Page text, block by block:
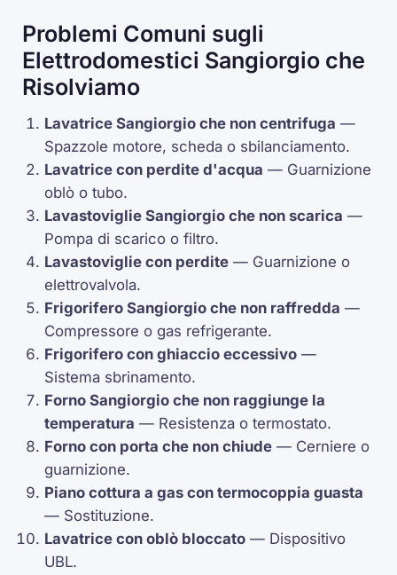
Problemi Comuni sugli
Elettrodomestici Sangiorgio che
Risolviamo
Lavatrice Sangiorgio che non centrifuga —
Spazzole motore, scheda o sbilanciamento.
Lavatrice con perdite d'acqua — Guarnizione
oblò o tubo.
Lavastoviglie Sangiorgio che non scarica —
Pompa di scarico o filtro.
Lavastoviglie con perdite — Guarnizione o
elettrovalvola.
Frigorifero Sangiorgio che non raffredda —
Compressore o gas refrigerante.
Frigorifero con ghiaccio eccessivo —
Sistema sbrinamento.
Forno Sangiorgio che non raggiunge la
temperatura — Resistenza otermostato.
Forno con porta che non chiude — Cerniere o
guarnizione.
Piano cottura a gas contermocoppia guasta
— Sostituzione.
Lavatrice con oblò bloccato — Dispositivo
UBL.